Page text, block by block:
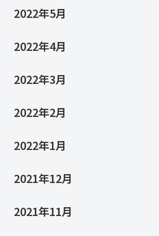
2022年5月
2022年4月
2022年3月
2022年2月
2022年1月
2021年12月
2021年11月